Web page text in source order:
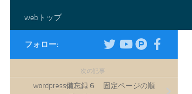
webトップ
フォロー:
次の記事
wordpress備忘録６ 固定ページの順